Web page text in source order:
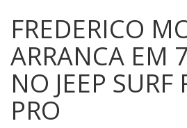
FREDERICO
ARRANCA EM
NO JEEP SURF
PRO